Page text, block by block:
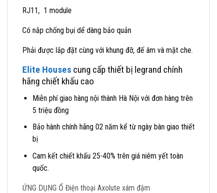
RJ11, 1 module
Có nắp chống bụi dể dàng bảo quản
Phải được lắp đặt cùng với khung đỡ, đế âm và mặt che.
Elite Houses cung cấp thiết bị legrand chính
hãng chiết khấu cao
Miễn phí giao hàng nội thành Hà Nội với đơn hàng trên
5 triệu đồng
Bảo hành chính hãng 02 năm kể từ ngày bàn giao thiết
bị
Cam kết chiết khấu 25-40% trên giá niêm yết toàn
quốc.
ỨNG DỤNG Ổ Điện thoại Axolute xám đậm